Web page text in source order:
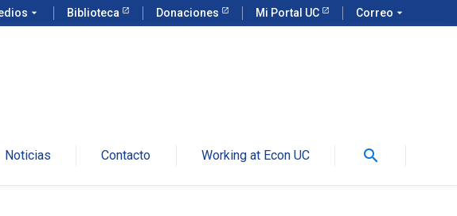
arrow_drop_down Biblioteca Donaciones Mi Portal UC Correo arrow_drop_down
Noticias Contacto Working at Econ UC search